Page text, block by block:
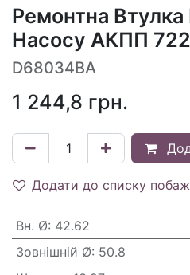
Ремонтна
Насосу АКПП
D68034BA
1 244,8 грн.
Додати до списку
Вн. Ø: 42.62
Зовнішній Ø: 50.8